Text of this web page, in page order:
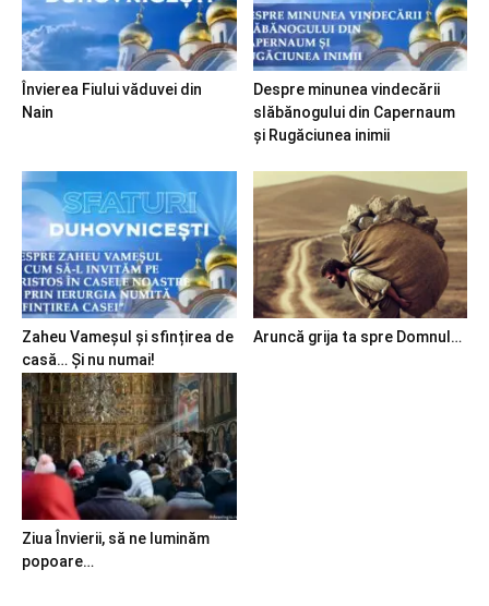
Învierea Fiului văduvei din
Nain
Despre minunea vindecării
slăbănogului din Capernaum
și Rugăciunea inimii
Zaheu Vameșul și sfințirea de
casă… Și nu numai!
Aruncă grija ta spre Domnul…
Ziua Învierii, să ne luminăm
popoare…